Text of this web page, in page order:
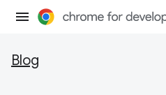
Blog